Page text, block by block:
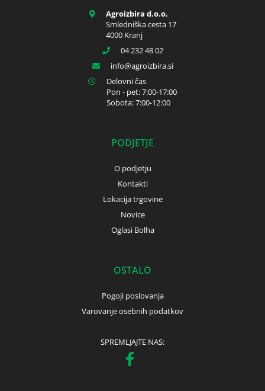
Agroizbira d.o.o.
Smledniška cesta 17
4000 Kranj
04 232 48 02
info
agroizbira.si
Delovni čas
Pon - pet: 7:00-17:00
Sobota: 7:00-12:00
PODJETJE
O podjetju
Kontakti
Lokacija trgovine
Novice
Oglasi Bolha
OSTALO
Pogoji poslovanja
Varovanje osebnih podatkov
SPREMLJAJTE NAS: